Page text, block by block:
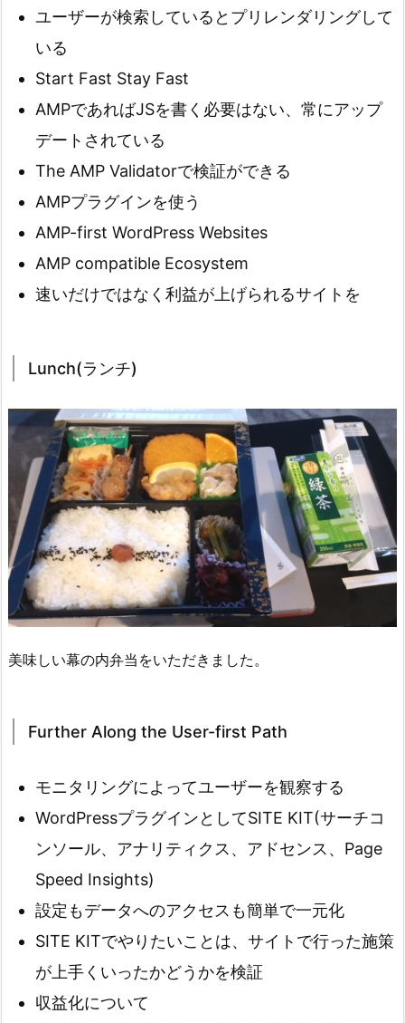
ユーザーが検索しているとプリレンダリングして
いる
Start Fast Stay Fast
AMPであればJSを書く必要はない、常にアップ
デートされている
The AMP Validatorで検証ができる
AMPプラグインを使う
AMP-first WordPress Websites
AMP compatible Ecosystem
速いだけではなく利益が上げられるサイトを
Lunch(ランチ)
美味しい幕の内弁当をいただきました。
Further Along the User-first Path
モニタリングによってユーザーを観察する
WordPressプラグインとしてSITE KIT(サーチコ
ンソール、アナリティクス、アドセンス、Page
Speed Insights)
設定もデータへのアクセスも簡単で一元化
SITE KITでやりたいことは、サイトで行った施策
が上手くいったかどうかを検証
収益化について